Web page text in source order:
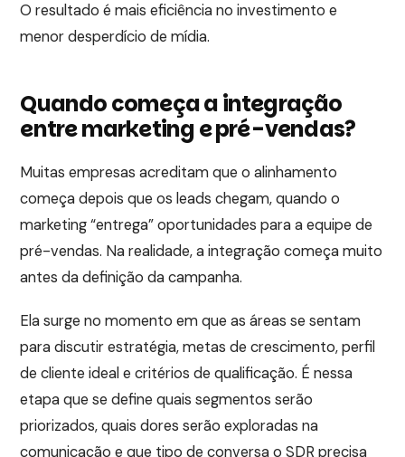
O resultado é mais eficiência no investimento e
menor desperdício de mídia.
Quando começa a integração
entre marketing e pré-vendas?
Muitas empresas acreditam que o alinhamento
começa depois que os leads chegam, quando o
marketing “entrega” oportunidades para a equipe de
pré-vendas. Na realidade, a integração começa muito
antes da definição da campanha.
Ela surge no momento em que as áreas se sentam
para discutir estratégia, metas de crescimento, perfil
de cliente ideal e critérios de qualificação. É nessa
etapa que se define quais segmentos serão
priorizados, quais dores serão exploradas na
comunicação e que tipo de conversa o SDR precisa